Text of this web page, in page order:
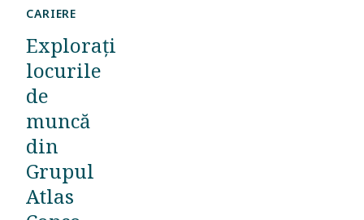
CARIERE
Explorați
locurile
de
muncă
din
Grupul
Atlas